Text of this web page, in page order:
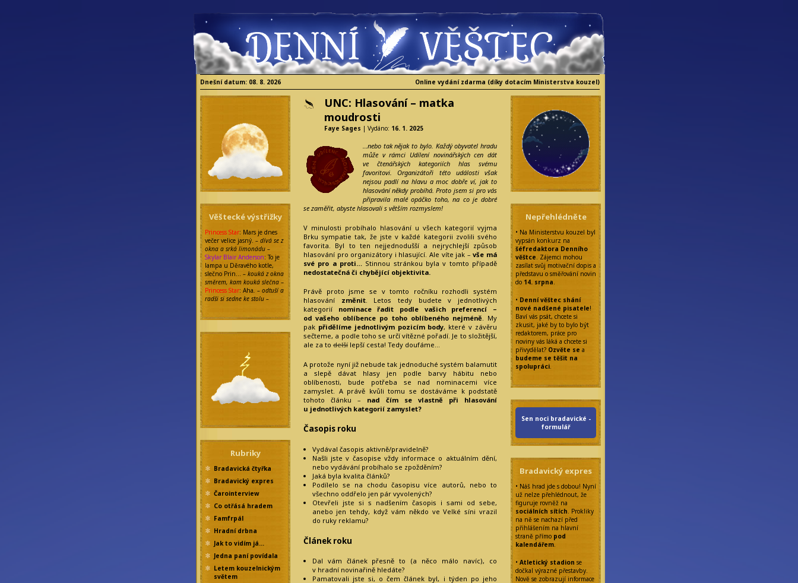
Dnešní datum: 08. 8. 2026 Online vydání zdarma (díky dotacím Ministerstva kouzel)
Věštecké výstřižky
Princess Star: Mars je dnes
večer velice jasný. – dívá se z
okna a srká limonádu –
Skylar Blair Anderson: To je
lampa u Děravého kotle,
slečno Prin… – kouká z okna
směrem, kam kouká slečna –
Princess Star: Aha. – odtuší a
radši si sedne ke stolu –
Rubriky
Bradavická čtyřka
Bradavický expres
Čarointerview
Co otřásá hradem
Famfrpál
Hradní drbna
Jak to vidím já…
Jedna paní povídala
Letem kouzelnickým
světem
UNC: Hlasování – matka
moudrosti
Faye Sages | Vydáno: 16. 1. 2025
…nebo tak nějak to bylo. Každý obyvatel hradu
může v rámci Udílení novinářských cen dát
ve čtenářských kategoriích hlas svému
favoritovi. Organizátoři této události však
nejsou padlí na hlavu a moc dobře ví, jak to
hlasování někdy probíhá. Proto jsem si pro vás
připravila malé opáčko toho, na co je dobré
se zaměřit, abyste hlasovali s větším rozmyslem!
V minulosti probíhalo hlasování u všech kategorií vyjma
Brku sympatie tak, že jste v každé kategorii zvolili svého
favorita. Byl to ten nejjednodušší a nejrychlejší způsob
hlasování pro organizátory i hlasující. Ale víte jak – vše má
své pro a proti… Stinnou stránkou byla v tomto případě
nedostatečná či chybějící objektivita.
Právě proto jsme se v tomto ročníku rozhodli systém
hlasování změnit. Letos tedy budete v jednotlivých
kategorií nominace řadit podle vašich preferencí –
od vašeho oblíbence po toho oblíbeného nejméně. My
pak přidělíme jednotlivým pozicím body, které v závěru
sečteme, a podle toho se určí vítězné pořadí. Je to složitější,
ale za to delší lepší cesta! Tedy doufáme…
A protože nyní již nebude tak jednoduché systém balamutit
a slepě dávat hlasy jen podle barvy hábitu nebo
oblíbenosti, bude potřeba se nad nominacemi více
zamyslet. A právě kvůli tomu se dostáváme k podstatě
tohoto článku – nad čím se vlastně při hlasování
u jednotlivých kategorií zamyslet?
Časopis roku
Vydával časopis aktivně/pravidelně?
Našli jste v časopise vždy informace o aktuálním dění,
nebo vydávání probíhalo se zpožděním?
Jaká byla kvalita článků?
Podílelo se na chodu časopisu více autorů, nebo to
všechno oddřelo jen pár vyvolených?
Otevřeli jste si s nadšením časopis i sami od sebe,
anebo jen tehdy, když vám někdo ve Velké síni vrazil
do ruky reklamu?
Článek roku
Dal vám článek přesně to (a něco málo navíc), co
v hradní novinařině hledáte?
Pamatovali jste si, o čem článek byl, i týden po jeho
Nepřehlédněte
• Na Ministerstvu kouzel byl
vypsán konkurz na
šéfredaktora Denního
věštce. Zájemci mohou
zasílat svůj motivační dopis a
představu o směřování novin
do 14. srpna.
• Denní věštec shání
nové nadšené pisatele!
Baví vás psát, chcete si
zkusit, jaké by to bylo být
redaktorem, práce pro
noviny vás láká a chcete si
přivydělat? Ozvěte se a
budeme se těšit na
spolupráci.
Sen noci bradavické -
formulář
Bradavický expres
• Náš hrad jde s dobou! Nyní
už nelze přehlédnout, že
figuruje rovněž na
sociálních sítích. Prokliky
na ně se nachazí před
přihlášením na hlavní
straně přímo pod
kalendářem.
• Atletický stadion se
dočkal výrazné přestavby.
Nově se zobrazují informace